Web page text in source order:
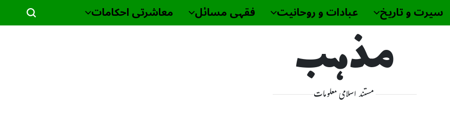
سیرت و تاریخ عبادات و روحانیت فقہی مسائل معاشرتی احکامات
مذہب
مستند اسلامی معلومات